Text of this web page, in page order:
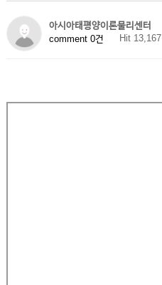
아시아태평양이론물리센터
comment 0건
Hit 13,167